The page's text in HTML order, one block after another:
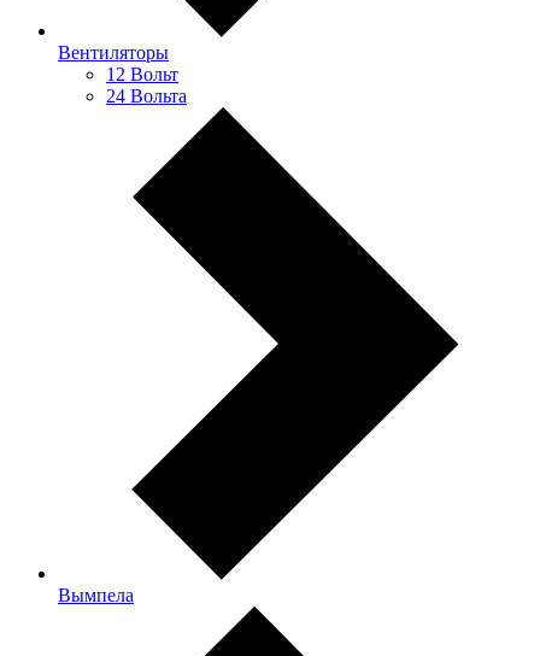
Вентиляторы
12 Вольт
24 Вольта
Вымпела